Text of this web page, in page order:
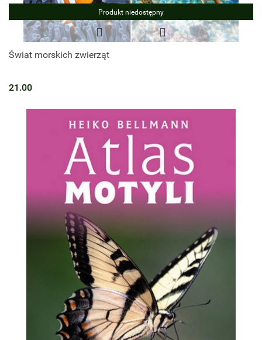
Produkt niedostępny
Świat morskich zwierząt
21.00